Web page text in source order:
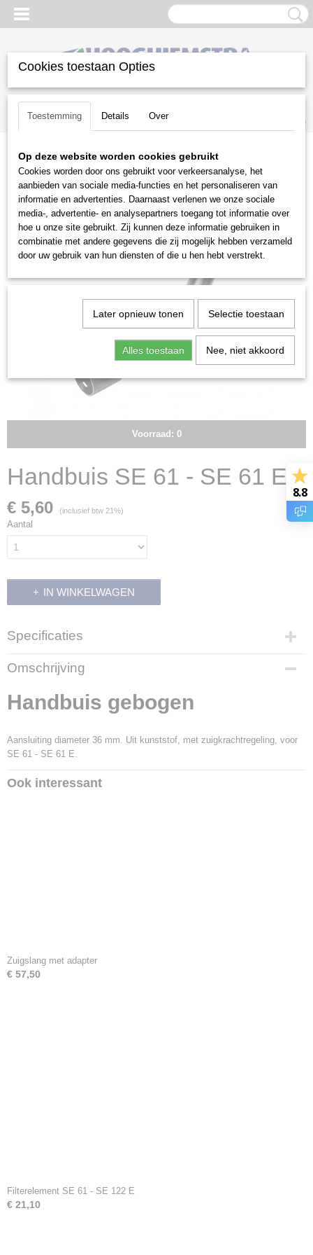
Inloggen Registreren
(0)
Home >Reiniging>Alleszuigers>Stihl>Handbuis SE 61 - SE 61
Voorraad: 0
Handbuis SE 61 - SE 61 E
€ 5,60 (inclusief btw 21%)
Aantal
IN WINKELWAGEN
Specificaties
Productcode
30793
Productcode leverancier
4901 502 3015
Omschrijving
Handbuis gebogen
Aansluiting diameter 36 mm. Uit kunststof, met zuigkrachtregeling, voor
SE 61 - SE 61 E.
Ook interessant
Zuigslang met adapter
€ 57,50
Filterelement SE 61 - SE 122 E
€ 21,10
8.8
Cookies toestaan Opties
Toestemming Details Over
Op deze website worden cookies gebruikt
Cookies worden door ons gebruikt voor verkeersanalyse, het
aanbieden van sociale media-functies en het personaliseren van
informatie en advertenties. Daarnaast verlenen we onze sociale
media-, advertentie- en analysepartners toegang tot informatie over
hoe u onze site gebruikt. Zij kunnen deze informatie gebruiken in
combinatie met andere gegevens die zij mogelijk hebben verzameld
door uw gebruik van hun diensten of die u hen hebt verstrekt.
Later opnieuw tonen Selectie toestaan
Alles toestaan Nee, niet akkoord